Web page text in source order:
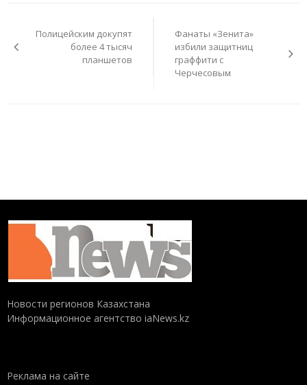
записямПолицейским докупят
более 4 тысяч
планшетов
Фанаты «Зенита»
избили защитниц
граффити с
Черчесовым
Новости регионов Казахстана
Информационное агентство iaNews.kz
Реклама на сайте